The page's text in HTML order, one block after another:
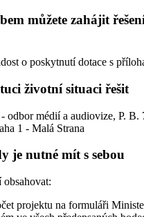
můžete zahájit
o poskytnutí dotace s
životní situaci řešit
- odbor médií a audiovize, P. B.
1 - Malá Strana
je nutné mít s sebou
obsahovat:
projektu na formuláři